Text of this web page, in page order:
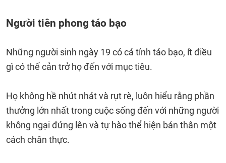
Người tiên phong táo bạo
Những người sinh ngày 19 có cá tính táo bạo, ít điều
gì có thể cản trở họ đến với mục tiêu.
Họ không hề nhút nhát và rụt rè, luôn hiểu rằng phần
thưởng lớn nhất trong cuộc sống đến với những người
không ngại đứng lên và tự hào thể hiện bản thân một
cách chân thực.